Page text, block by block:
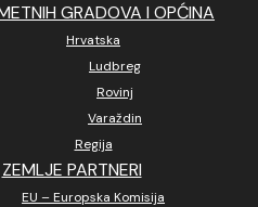
GRADOVA I OPĆINA
Hrvatska
Ludbreg
Rovinj
Varaždin
Regija
ZEMLJE PARTNERI
EU – Europska Komisija